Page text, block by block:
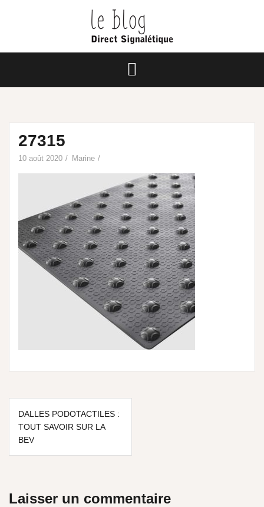
27315
10 août 2020 Marine
DALLES PODOTACTILES :
TOUT SAVOIR SUR LA
BEV
Laisser un commentaire